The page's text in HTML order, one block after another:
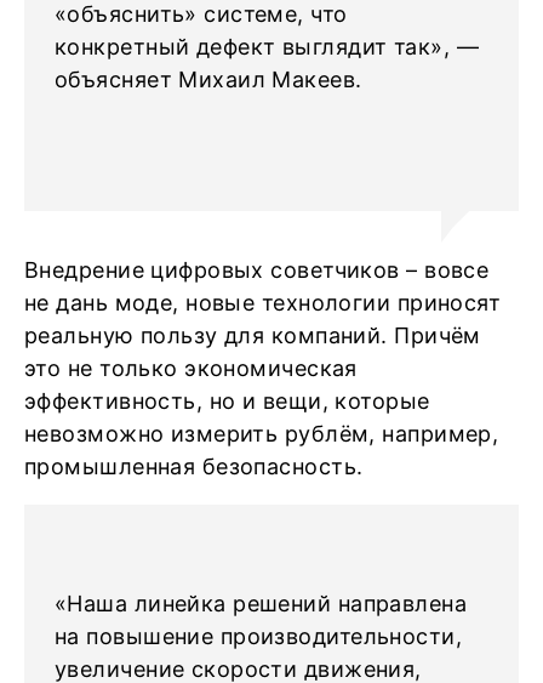
«объяснить» системе, что
конкретный дефект выглядит так», —
объясняет Михаил Макеев.
Внедрение цифровых советчиков – вовсе
не дань моде, новые технологии приносят
реальную пользу для компаний. Причём
это не только экономическая
эффективность, но и вещи, которые
невозможно измерить рублём, например,
промышленная безопасность.
«Наша линейка решений направлена
на повышение производительности,
увеличение скорости движения,